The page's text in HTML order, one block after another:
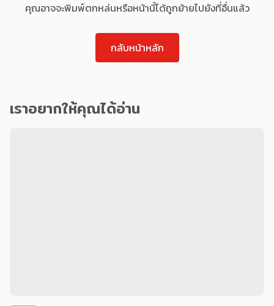
คุณอาจจะพิมพ์ตกหล่นหรือหน้านี้ได้ถูกย้ายไปยังที่อื่นแล้ว
กลับหน้าหลัก
เราอยากให้คุณได้อ่าน